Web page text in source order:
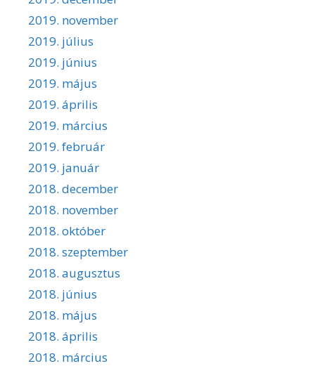
2019. november
2019. július
2019. június
2019. május
2019. április
2019. március
2019. február
2019. január
2018. december
2018. november
2018. október
2018. szeptember
2018. augusztus
2018. június
2018. május
2018. április
2018. március